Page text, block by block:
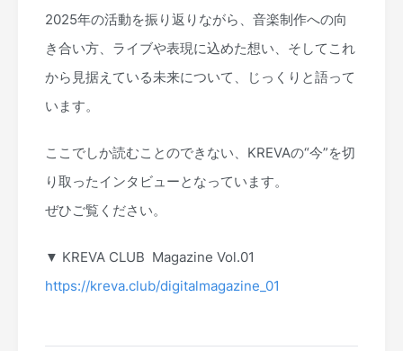
2025年の活動を振り返りながら、音楽制作への向
き合い方、ライブや表現に込めた想い、そしてこれ
から見据えている未来について、じっくりと語って
います。
ここでしか読むことのできない、KREVAの“今”を切
り取ったインタビューとなっています。
ぜひご覧ください。
▼ KREVA CLUB Magazine Vol.01
https://kreva.club/digitalmagazine_01